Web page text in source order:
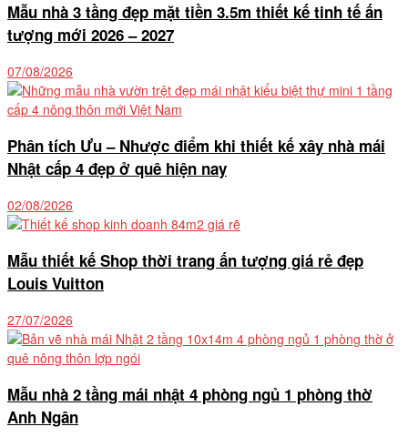
Mẫu nhà 3 tầng đẹp mặt tiền 3.5m thiết kế tinh tế ấn
tượng mới 2026 – 2027
07/08/2026
Phân tích Ưu – Nhược điểm khi thiết kế xây nhà mái
Nhật cấp 4 đẹp ở quê hiện nay
02/08/2026
Mẫu thiết kế Shop thời trang ấn tượng giá rẻ đẹp
Louis Vuitton
27/07/2026
Mẫu nhà 2 tầng mái nhật 4 phòng ngủ 1 phòng thờ
Anh Ngân